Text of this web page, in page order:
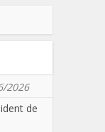
2026
de